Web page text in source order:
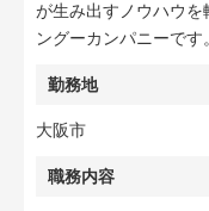
が生み出すノウハウを
ングーカンパニーです。
勤務地
大阪市
職務内容